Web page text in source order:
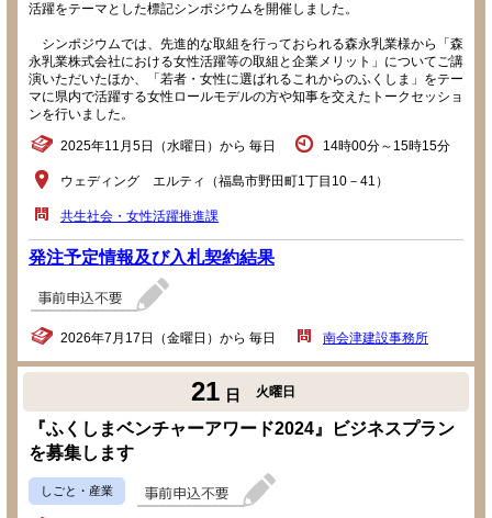
活躍をテーマとした標記シンポジウムを開催しました。
シンポジウムでは、先進的な取組を行っておられる森永乳業様から「森
永乳業株式会社における女性活躍等の取組と企業メリット」についてご講
演いただいたほか、「若者・女性に選ばれるこれからのふくしま」をテー
マに県内で活躍する女性ロールモデルの方や知事を交えたトークセッショ
ンを行いました。
2025年11月5日（水曜日）から 毎日 14時00分～15時15分
ウェディング エルティ（福島市野田町1丁目10－41）
共生社会・女性活躍推進課
発注予定情報及び入札契約結果
2026年7月17日（金曜日）から 毎日 南会津建設事務所
21 日 火曜日
『ふくしまベンチャーアワード2024』ビジネスプラン
を募集します
しごと・産業